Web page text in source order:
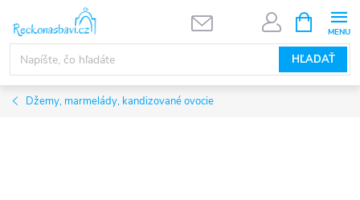
obsah
HĽADAŤ
KOŠÍK
Džemy, marmelády, kandizované ovocie